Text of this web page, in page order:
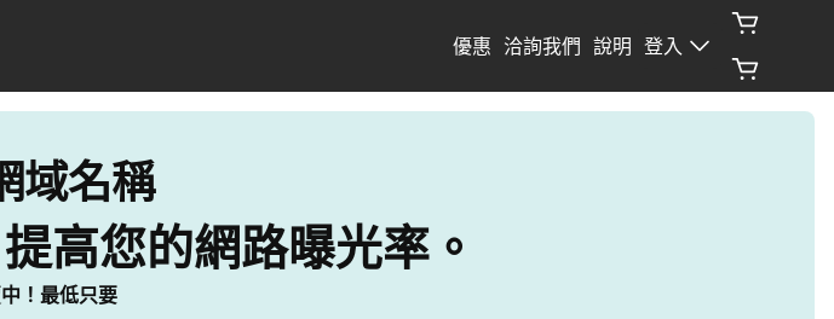
優惠 洽詢我們 說明 登入
域名稱
高您的網路曝光率。
！最低只要